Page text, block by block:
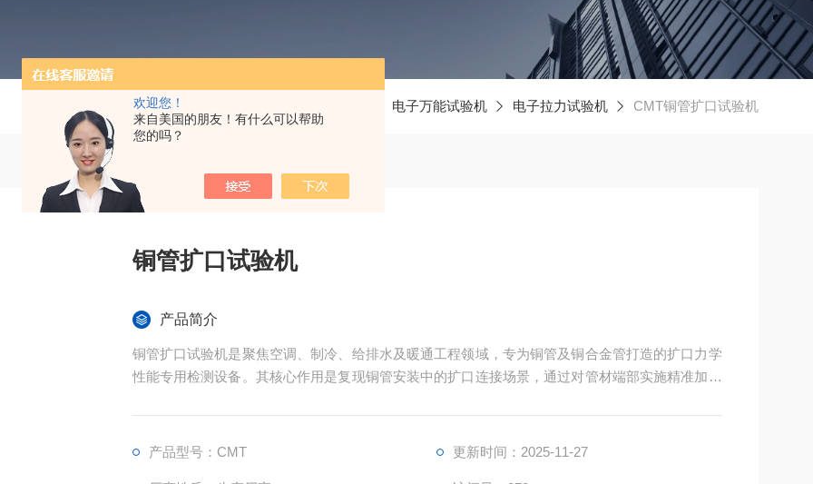
欢迎您！
来自美国的朋友！有什么可以帮助
您的吗？
电子万能试验机 电子拉力试验机 CMT铜管扩口试验机
铜管扩口试验机
产品简介
铜管扩口试验机是聚焦空调、制冷、给排水及暖通工程领域，专为铜管及铜合金管打造的扩口力学
性能专用检测设备。其核心作用是复现铜管安装中的扩口连接场景，通过对管材端部实施精准加载
产品型号：CMT
更新时间：2025-11-27